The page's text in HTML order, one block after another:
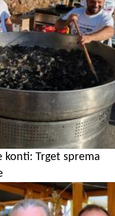
konti: Trget sprema